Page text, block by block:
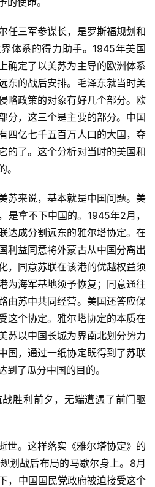
三军参谋长，是罗斯福规划和
体系的得力助手。1945年美国
确定了以美苏为主导的欧洲体系
东的战后安排。毛泽东就当时美
略政策的对象有好几个部分。欧
分，这三个是主要的部分。中国
四亿七千五百万人口的大国，夺
的了。这个分析对当时的美国和
来说，基本就是中国问题。美
是拿不下中国的。1945年2月，
达成分割远东的雅尔塔协定。在
利益同意将外蒙古从中国分离出
，同意苏联在该港的优越权益须
为海军基地须予恢复；同意通往
由苏中共同经营。美国还答应保
这个协定。雅尔塔协定的本质在
苏以中国长城为界南北划分势力
国，通过一纸协定既得到了苏联
到了瓜分中国的目的。
利前夕，无端遭遇了前门驱
。这样落实《雅尔塔协定》的
划战后布局的马歇尔身上。8月
，中国国民党政府被迫接受这个